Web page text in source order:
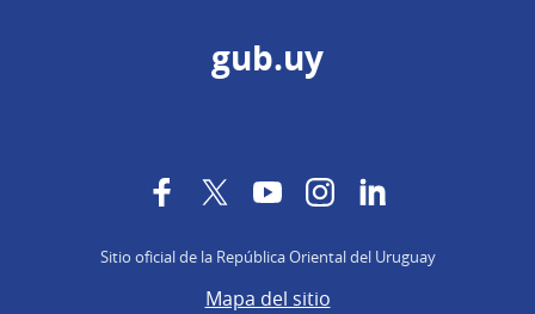
gub.uy
FacebookTwitterYouTubeInstagram
Sitio oficial de la República Oriental del Uruguay
Mapa del sitio